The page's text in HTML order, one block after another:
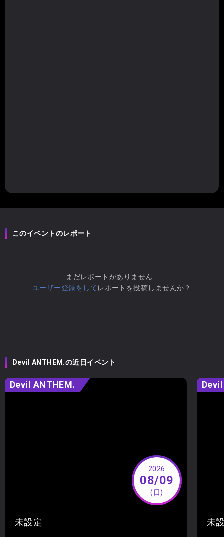
このイベントのレポート
まだレポートがありません...
ユーザー登録をして レポートを投稿しませんか？
Devil ANTHEM.の近日イベント
Devil ANTHEM.
2026
08/09
(日)
未設定 未